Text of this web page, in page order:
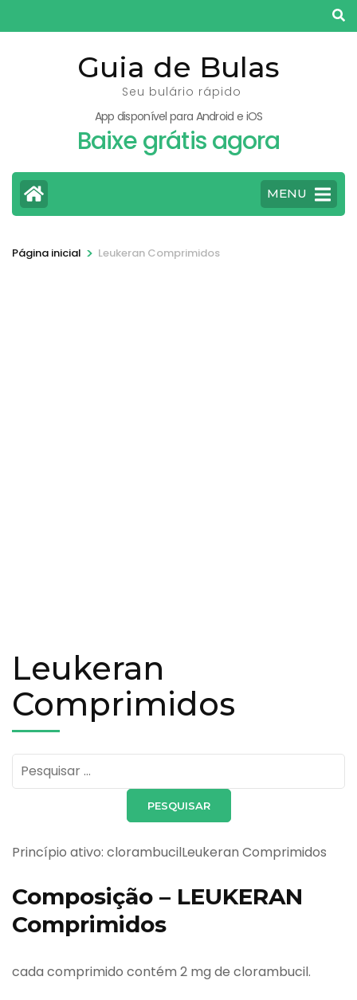
para
Guia de Bulas
Seu bulário rápido
App disponível para Android e iOS
Baixe grátis agora
MENU
Página inicial > Leukeran Comprimidos
Leukeran
Comprimidos
Pesquisar
por:
Princípio ativo: clorambucilLeukeran Comprimidos
Composição – LEUKERAN
Comprimidos
cada comprimido contém 2 mg de clorambucil.